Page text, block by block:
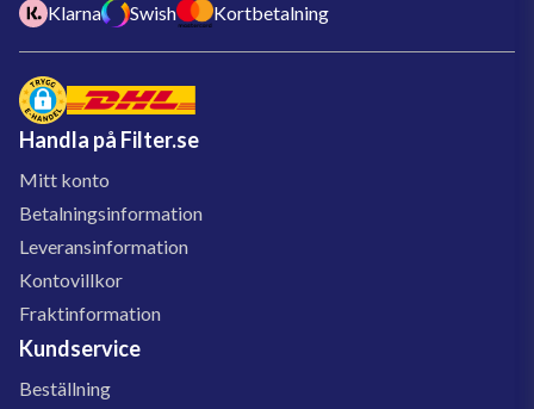
Klarna Swish Kortbetalning
Handla på Filter.se
Mitt konto
Betalningsinformation
Leveransinformation
Kontovillkor
Fraktinformation
Kundservice
Beställning